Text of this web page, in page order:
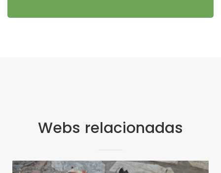
Webs relacionadas
Colonias